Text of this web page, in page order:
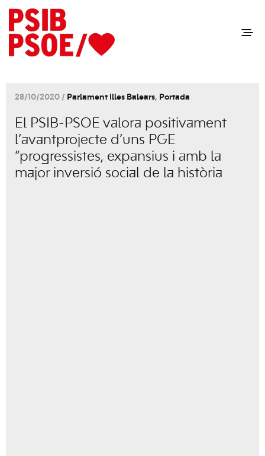
28/10/2020 / Parlament Illes Balears, Portada
El PSIB-PSOE valora positivament
l’avantprojecte d’uns PGE
“progressistes, expansius i amb la
major inversió social de la història